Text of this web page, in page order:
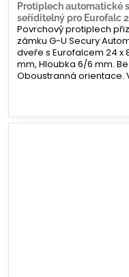
Protiplech automatické
seříditelný pro Eurofalc
Povrchový protiplech
zámku G-U Secury
dveře s Eurofalcem 24 x
mm, Hloubka 6/6 mm.
Oboustranná orientace.